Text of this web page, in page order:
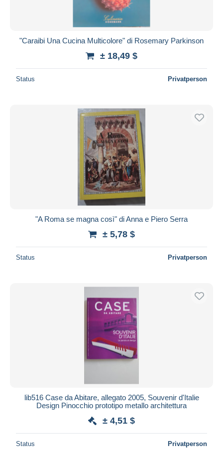
"Caraibi Una Cucina Multicolore" di Rosemary Parkinson
± 18,49 $
Status Privatperson
"A Roma se magna così" di Anna e Piero Serra
± 5,78 $
Status Privatperson
lib516 Case da Abitare, allegato 2005, Souvenir d'Italie
Design Pinocchio prototipo metallo architettura
± 4,51 $
Status Privatperson